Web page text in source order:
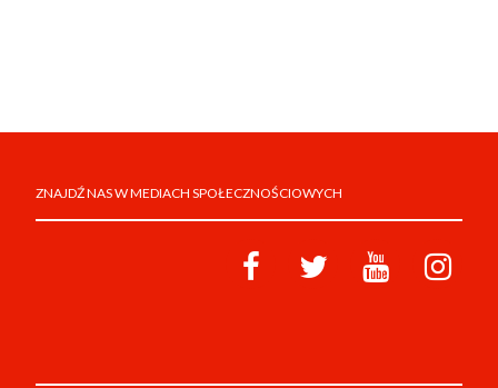
ZNAJDŹ NAS W MEDIACH SPOŁECZNOŚCIOWYCH